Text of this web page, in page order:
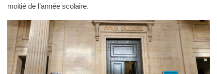
moitié de l’année scolaire.